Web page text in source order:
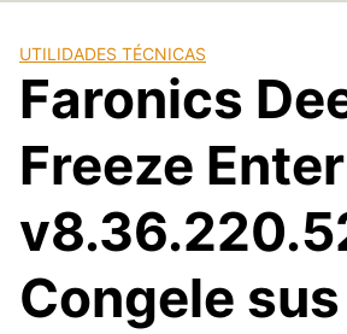
UTILIDADES TÉCNICAS
Faronics
Freeze
Congele